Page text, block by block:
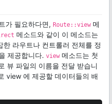
가 필요하다면, Route::view 메
메소드와 같이 이 메소드는
라우트나 컨트롤러 전체를 정
제공합니다. view 메소드는 첫
뷰 파일의 이름을 전달 받습니
view 에 제공할 데이터들의 배